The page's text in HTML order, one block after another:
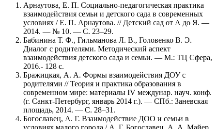
Арнаутова, Е. П. Социально-педагогическая практика
взаимодействия семьи и детского сада в современных
условиях / Е. П. Арнаутова. // Детский сад от А до Я. —
2014. — № 10. — С. 23–29.
Бабинина Т. Ф., Гильманова Л. В., Головенко В. Э.
Диалог с родителями. Методический аспект
взаимодействия детского сада и семьи. — М.: ТЦ Сфера,
2016.- 128 с.
Бражицкая, А. А. Формы взаимодействия ДОУ с
родителями // Теория и практика образования в
современном мире: материалы IV междунар. науч. конф.
(г. Санкт-Петербург, январь 2014 г.). — СПб.: Заневская
площадь, 2014. — С. 28–31.
Богославец, А. Г. Взаимодействие ДОО и семьи в
условиях малого города / А. Г. Богославец, А. А. Майер.